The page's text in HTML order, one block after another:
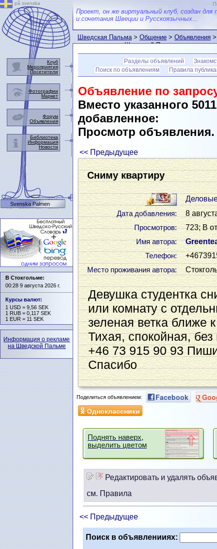
Проект, он же виртуальный клуб, создан для
и сочетания Швеции и Русскоязычных...
Шведская Пальма>Общение>Объявления>
пользователем Шведской Пальмы
Разделы объявлений
Поиск по объявлениям
Правила
Объявление по
Вместо указанного
добавленное:
Просмотр
<< Предыдущее
Сниму квартиру
Дата добавления: 8
Просмотров: 723; В
Имя автора:
Телефон:
Место проживания автора:
Девушка студентка
или комнату с
зеленая ветка ближе
Тихая, спокойная,
+46 73 915 90 93
Спасибо
Поделиться объявлением: Facebook
Одноклассники
Поднять наверх,
выделить цветом
Редактировать и удалять
см. Правила
<< Предыдущее
Поиск в объявленииях:
på svenska
Клуб
Мероприятия
Посетители
Фотографии
Маркет
Форум
Объявления
Библиотека
Информация
Новости
Svenska Palmen
В Стокгольме:
00:28 9 августа 2026 г.
Курсы валют:
1 USD = 9,56 SEK
1 RUB = 0,117 SEK
1 EUR = 11 SEK
Информация о рекламе
на Шведской Пальме